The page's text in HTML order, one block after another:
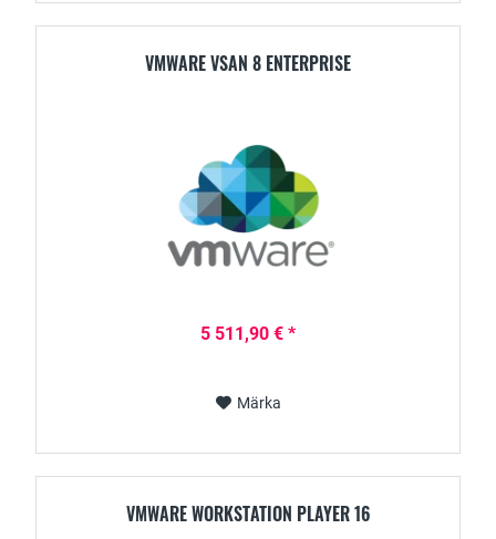
VMWARE VSAN 8 ENTERPRISE
5 511,90 € *
Märka
VMWARE WORKSTATION PLAYER 16